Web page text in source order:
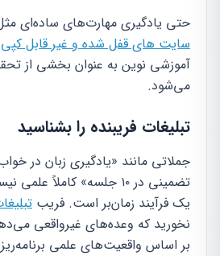
حتی یادگیری مهارت‌های ساده‌ای
سایت های قفل شده و غیر قابل کپی
آموزشی نوین به عنوان بخشی از
می‌شود.
تبلیغات فریبنده را بشناسید
جملاتی مانند «یادگیری زبان در
تضمینی در ۱۰ جلسه» کاملاً
یک فرآیند زمان‌بر است. فریب
نخورید که وعده‌های غیرواقعی
بر اساس واقعیت‌های علمی